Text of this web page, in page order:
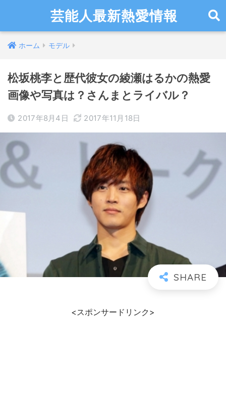
芸能人最新熱愛情報
ホーム モデル
松坂桃李と歴代彼女の綾瀬はるかの熱愛
画像や写真は？さんまとライバル？
2017年8月4日 2017年11月18日
<スポンサードリンク>